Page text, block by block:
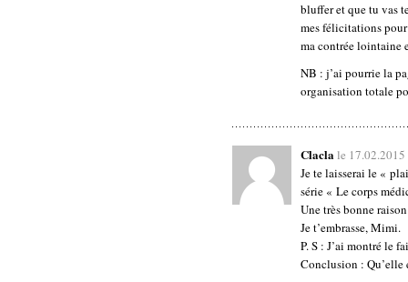
bluffer et que tu vas
mes félicitations
ma contrée lointaine
NB : j’ai pourrie la
organisation totale
Claclale
Je te laisserai le «
série « Le corps
Une très bonne
Je t’embrasse, Mimi.
P. S : J’ai montré le
Conclusion : Qu’elle